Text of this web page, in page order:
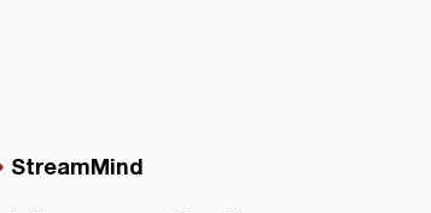
StreamMind